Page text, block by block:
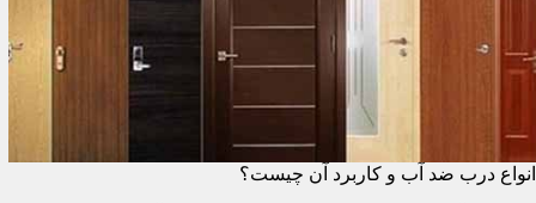
انواع درب ضد آب و کاربرد آن چیست؟